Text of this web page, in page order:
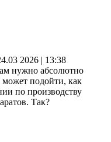
2026 | 13:38
нужно абсолютно
может подойти, как
по производству
Так?